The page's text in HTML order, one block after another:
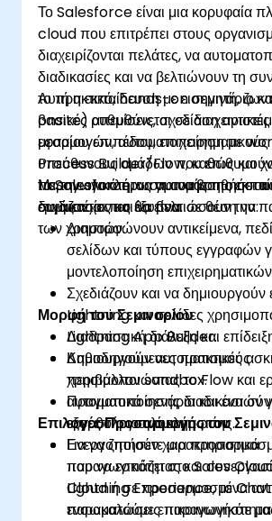
Το Salesforce είναι μια κορυφαία
cloud που επιτρέπει στους
διαχειρίζονται πελάτες, να
διαδικασίες και να βελτιώνουν τη
το πρακτικό, hands-on σεμινάριο
βασικές ρυθμίσεις, σχεδίαση
εφαρμογών, αυτοματοποίηση με
Process Builder/Flow, καθώς και
παραγωγικότητας για να βοηθήσει
εργάζονται πιο έξυπνα.
Αυτή η εκπαίδευση με εισηγητή,
onsite) απευθύνεται σε
μεσαίου επιπέδου,
υπεύθυνους ομάδων που
το Salesforce, να
διαδικασίες και να βελτιώσουν την
των χρηστών.
Με την ολοκλήρωση αυτής της
συμμετέχοντες θα είναι σε θέση να:
Διαμορφώνουν αντικείμενα,
σελίδων και τύπους εγγραφών
μοντελοποίηση
Σχεδιάζουν και να
Lightning και σελίδες
Lightning App Builder.
Δημιουργούν αυτοματισμούς
χρησιμοποιώντας το Flow και
αυτοματοποίησης διαδικασιών
εξορθολογισμό εργασιών.
Ενεργοποιούν χαρακτηριστικά
παραγωγικότητας και
Lightning Experience, το
ενσωματώσεις
Μορφή του Σεμιναρίου
Διαδραστική διάλεξη και
Καθοδηγούμενες πρακτικές
περιβάλλον sandbox.
Πραγματικά σενάρια και ένα
εργαστήριο ολοκλήρωσης.
Επιλογές Προσαρμογής του
Για να ζητήσετε μια
που να εστιάζει στο Sales
Cloud ή σε προσαρμοσμένα
παρακαλούμε επικοινωνήστε